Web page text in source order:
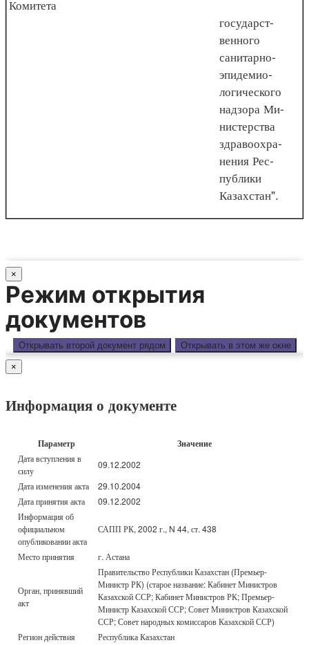
Комитета
государст-
венного
санитарно-
эпидемио-
логического
надзора Ми-
нистерства
здравоохра-
нения Рес-
публики
Казахстан".
×
Режим открытия
документов
Открывать второй документ рядом Открывать в этом же окне
×
Информация о документе
Параметр Значение
Дата вступления в
силу
09.12.2002
Дата изменения акта
29.10.2004
Дата принятия акта
09.12.2002
Информация об
официальном
опубликовании акта
САПП РК, 2002 г., N 44, ст. 438
Место принятия г. Астана
Орган, принявший
акт
Правительство Республики Казахстан (Премьер-
Министр РК) (старое название: Кабинет Министров
Казахской ССР; Кабинет Министров РК; Премьер-
Министр Казахской ССР; Совет Министров Казахской
ССР; Совет народных комиссаров Казахской ССР)
Регион действия
Республика Казахстан